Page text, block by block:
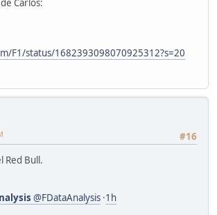
Carlos:
F1/status/1682393098070925312?s=20
#16
Red Bull.
@FDataAnalysis ·1h